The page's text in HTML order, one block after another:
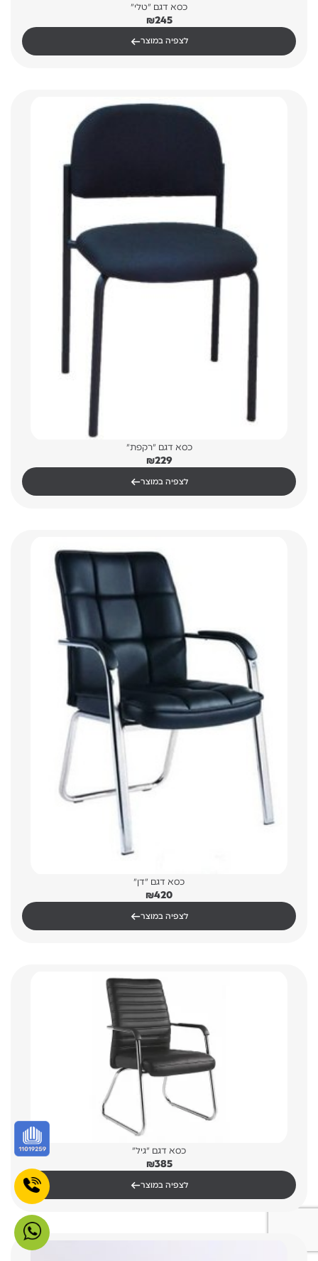
כסא דגם "טלי"
₪245
←לצפיה במוצר
כסא דגם "רקפת"
₪229
←לצפיה במוצר
כסא דגם "דן"
₪420
←לצפיה במוצר
כסא דגם "גיל"
₪385
←לצפיה במוצר